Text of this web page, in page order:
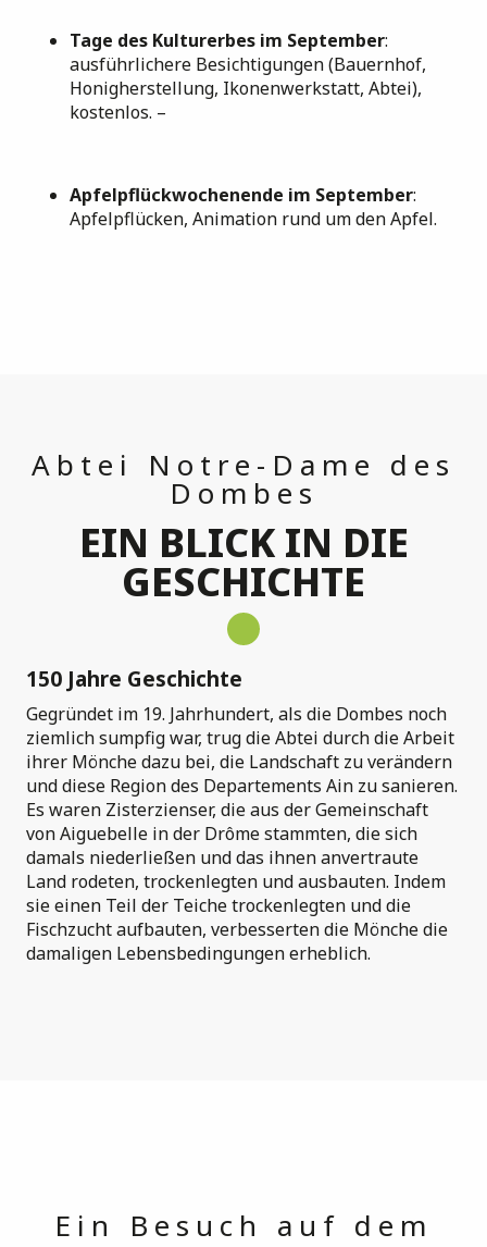
Tage des Kulturerbes im September:
ausführlichere Besichtigungen (Bauernhof,
Honigherstellung, Ikonenwerkstatt, Abtei),
kostenlos. –
Apfelpflückwochenende im September:
Apfelpflücken, Animation rund um den Apfel.
Abtei Notre-Dame des
Dombes
EIN BLICK IN DIE
GESCHICHTE
150 Jahre Geschichte
Gegründet im 19. Jahrhundert, als die Dombes noch
ziemlich sumpfig war, trug die Abtei durch die Arbeit
ihrer Mönche dazu bei, die Landschaft zu verändern
und diese Region des Departements Ain zu sanieren.
Es waren Zisterzienser, die aus der Gemeinschaft
von Aiguebelle in der Drôme stammten, die sich
damals niederließen und das ihnen anvertraute
Land rodeten, trockenlegten und ausbauten. Indem
sie einen Teil der Teiche trockenlegten und die
Fischzucht aufbauten, verbesserten die Mönche die
damaligen Lebensbedingungen erheblich.
Ein Besuch auf dem